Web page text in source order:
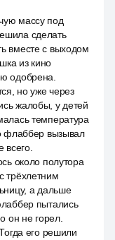
массу под
сделать
вместе с выходом
из кино
одобрена.
но уже через
жалобы, у детей
температура
флаббер вызывал
около полутора
трёхлетним
а дальше
пытались
он не горел.
его решили